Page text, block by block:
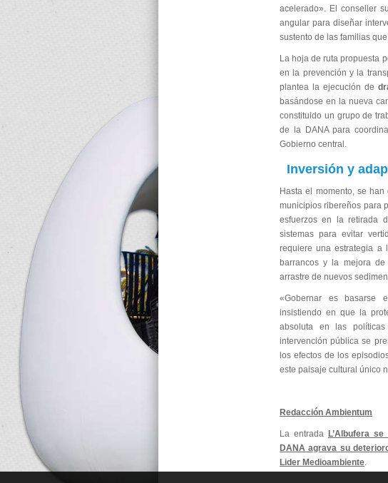
acelerado». El conseller
angular para diseñar
sustento de las familias
La hoja de ruta propuesta
en la prevención y la
plantea la ejecución de
basándose en la nueva
constituido un grupo de
de la DANA para
Gobierno central.
Inversión y
Hasta el momento, se
municipios ribereños para
esfuerzos en la retirada
sistemas para evitar
requiere una estrategia a
barrancos y la mejora de
arrastre de nuevos
«Gobernar es basarse
insistiendo en que la
absoluta en las
intervención pública se
los efectos de los
este paisaje cultural único
Redacción Ambientum
La entrada L’Albufera
DANA agrava su
Lider Medioambiente.